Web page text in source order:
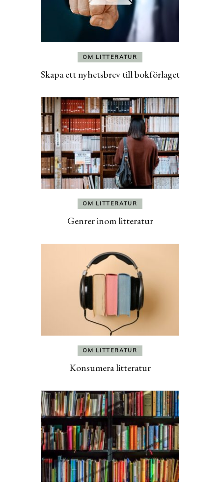
OM LITTERATUR
Skapa ett nyhetsbrev till bokförlaget
OM LITTERATUR
Genrer inom litteratur
OM LITTERATUR
Konsumera litteratur